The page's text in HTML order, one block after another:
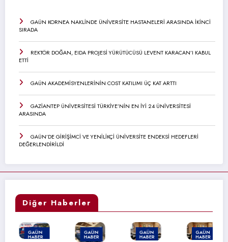
GAÜN KORNEA NAKLİNDE ÜNİVERSİTE HASTANELERİ ARASINDA İKİNCİ
SIRADA
REKTÖR DOĞAN, EIDA PROJESİ YÜRÜTÜCÜSÜ LEVENT KARACAN’I KABUL
ETTİ
GAÜN AKADEMİSYENLERİNİN COST KATILIMI ÜÇ KAT ARTTI
GAZİANTEP ÜNİVERSİTESİ TÜRKİYE’NİN EN İYİ 24 ÜNİVERSİTESİ
ARASINDA
GAÜN’DE GİRİŞİMCİ VE YENİLİKÇİ ÜNİVERSİTE ENDEKSİ HEDEFLERİ
DEĞERLENDİRİLDİ
Diğer Haberler
GAÜN
HABER
GAÜN
HABER
GAÜN
HABER
GAÜN
HABER